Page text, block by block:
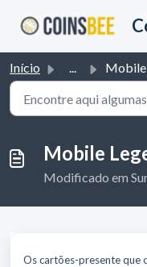
Início ... Mobile
Mobile
Modificado em
Os cartões-presente que